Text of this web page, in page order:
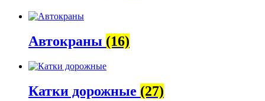
Автокраны (16)
Катки дорожные (27)